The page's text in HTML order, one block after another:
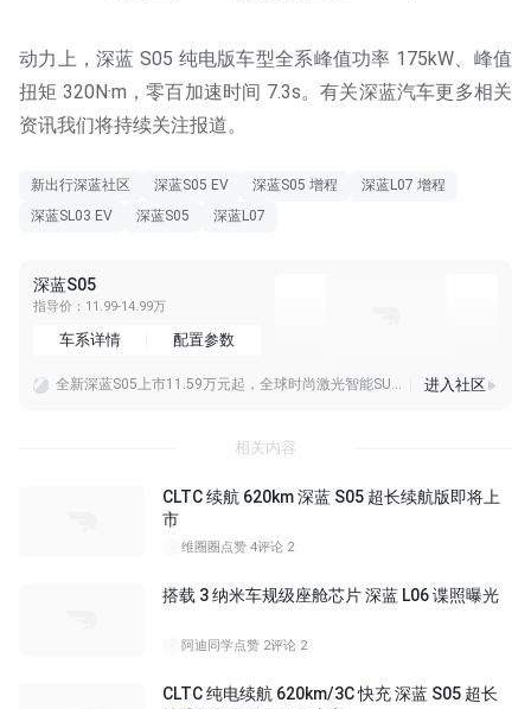
动力上，深蓝 S05 纯电版车型全系峰值功率 175kW、峰值
扭矩 320N·m，零百加速时间 7.3s。有关深蓝汽车更多相关
资讯我们将持续关注报道。
新出行深蓝社区 深蓝S05 EV 深蓝S05 增程
深蓝L07 增程
深蓝SL03 EV
深蓝S05 深蓝L07
深蓝S05
指导价：11.99-14.99万
车系详情 配置参数
全新深蓝S05上市11.59万元起，全球时尚激光智能SUV全面进阶
进入社区
相关内容
CLTC 续航 620km 深蓝 S05 超长续航版即将上
市
维圈圈 点赞 4评论 2
搭载 3 纳米车规级座舱芯片 深蓝 L06 谍照曝光
阿迪同学点赞 2评论 2
CLTC 纯电续航 620km/3C 快充 深蓝 S05 超长